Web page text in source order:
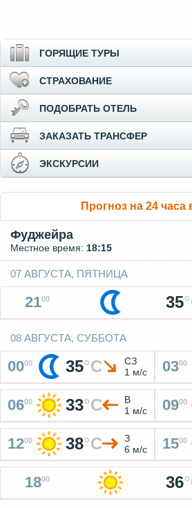
ГОРЯЩИЕ ТУРЫ
СТРАХОВАНИЕ
ПОДОБРАТЬ ОТЕЛЬ
ЗАКАЗАТЬ ТРАНСФЕР
ЭКСКУРСИИ
Прогноз на 24 часа
Фуджейра
Местное время: 18:15
07 АВГУСТА, ПЯТНИЦА
2100 35°
08 АВГУСТА, СУББОТА
0000 35°C
СЗ
1 м/с
0300
0600 33°C
В
1 м/с
0900
1200 38°C
З
6 м/с
1500
1800 36°